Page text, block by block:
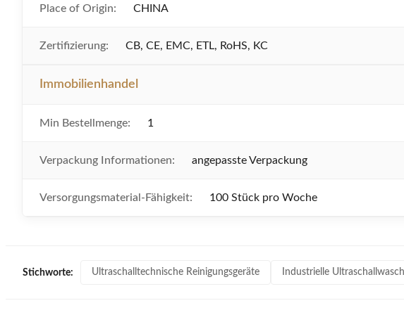
Place of Origin: CHINA
Zertifizierung: CB, CE, EMC, ETL, RoHS, KC
Immobilienhandel
Min Bestellmenge: 1
Verpackung Informationen: angepasste Verpackung
Versorgungsmaterial-Fähigkeit: 100 Stück pro Woche
Stichworte: Ultraschalltechnische Reinigungsgeräte Industrielle